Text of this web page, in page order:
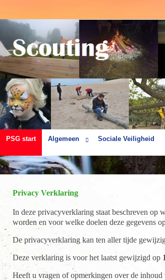
PSG start Algemeen Sociale Veiligheid
Privacy Verklaring
In deze privacyverklaring staat beschreven op
worden en voor welke doelen deze gegevens
De privacyverklaring kan ten aller tijde
Deze verklaring is voor het laatst gewijzigd op
Heeft u vragen of opmerkingen over de